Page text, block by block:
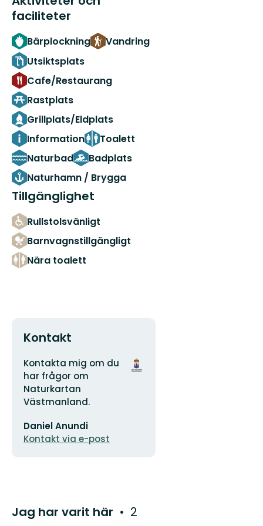
faciliteter
Bärplockning
Vandring
Utsiktsplats
Cafe/Restaurang
Rastplats
Grillplats/Eldplats
Information
Toalett
Naturbad
Badplats
Naturhamn / Brygga
Tillgänglighet
Rullstolsvänligt
Barnvagnstillgängligt
Nära toalett
Kontakt
Adress
Kontakta mig om du
har frågor om
Naturkartan
Västmanland.
postadress
Daniel Anundi
Kontakt via e-post
Organisationens
logotyp
Jag har varit här 2